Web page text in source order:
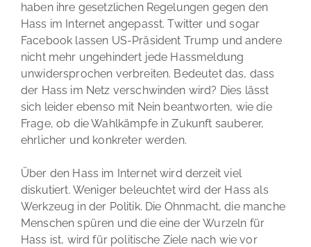
haben ihre gesetzlichen Regelungen gegen den
Hass im Internet angepasst. Twitter und sogar
Facebook lassen US-Präsident Trump und andere
nicht mehr ungehindert jede Hassmeldung
unwidersprochen verbreiten. Bedeutet das, dass
der Hass im Netz verschwinden wird? Dies lässt
sich leider ebenso mit Nein beantworten, wie die
Frage, ob die Wahlkämpfe in Zukunft sauberer,
ehrlicher und konkreter werden.
Über den Hass im Internet wird derzeit viel
diskutiert. Weniger beleuchtet wird der Hass als
Werkzeug in der Politik. Die Ohnmacht, die manche
Menschen spüren und die eine der Wurzeln für
Hass ist, wird für politische Ziele nach wie vor